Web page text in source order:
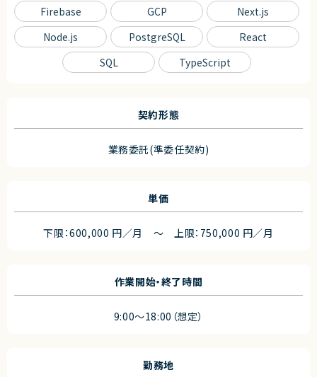
Firebase GCP
Next.js
Node.js
PostgreSQL
React
SQL
TypeScript
契約形態
業務委託(準委任契約)
単価
下限：600,000 円／月 ～ 上限：750,000 円／月
作業開始・終了時間
9:00～18:00（想定）
勤務地